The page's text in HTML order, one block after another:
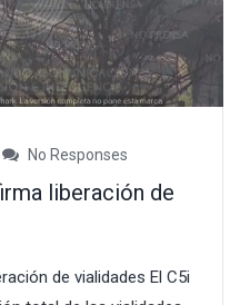
No Responses
liberación de
de vialidades El C5i